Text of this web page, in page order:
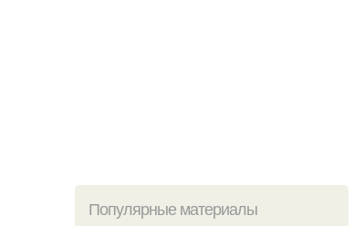
Популярные материалы